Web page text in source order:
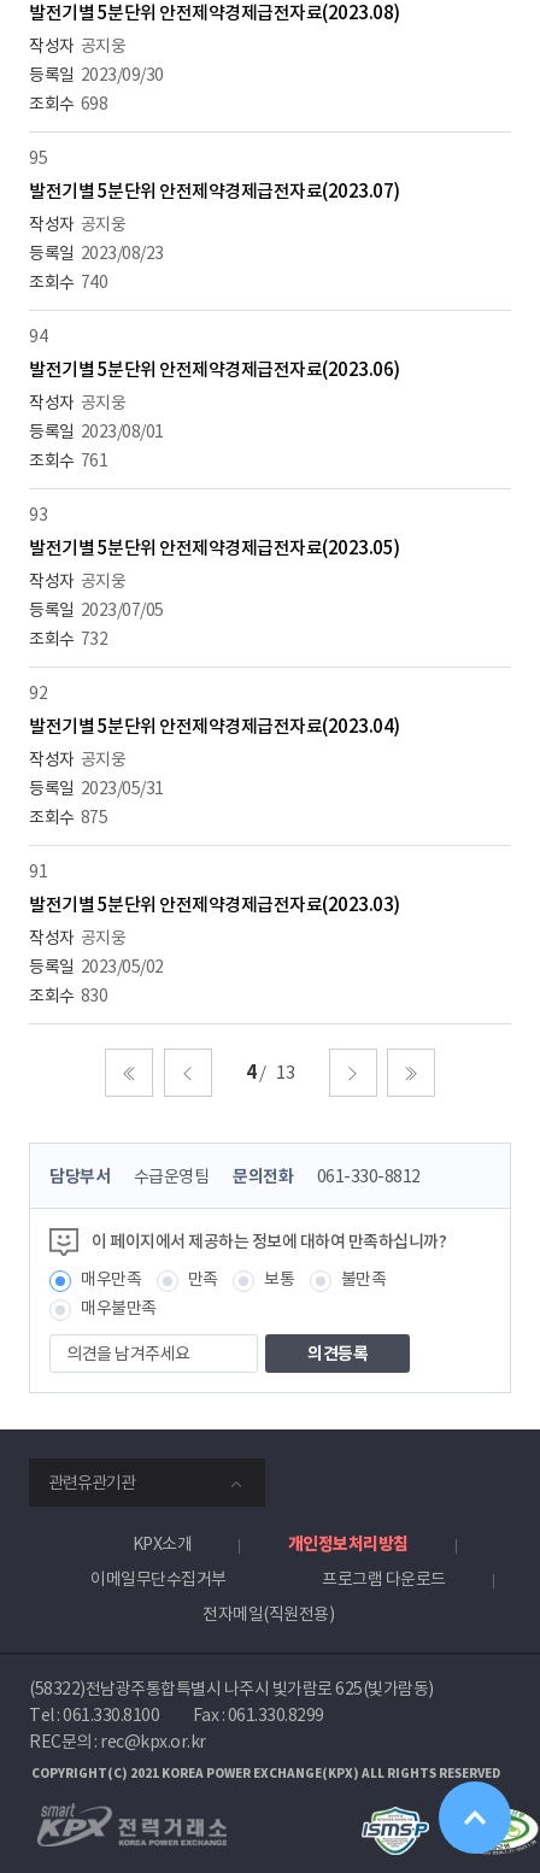
발전기별 5분단위 안전제약경제급전자료(2023.08)
공지웅
2023/09/30
698
95
발전기별 5분단위 안전제약경제급전자료(2023.07)
공지웅
2023/08/23
740
94
발전기별 5분단위 안전제약경제급전자료(2023.06)
공지웅
2023/08/01
761
93
발전기별 5분단위 안전제약경제급전자료(2023.05)
공지웅
2023/07/05
732
92
발전기별 5분단위 안전제약경제급전자료(2023.04)
공지웅
2023/05/31
875
91
발전기별 5분단위 안전제약경제급전자료(2023.03)
공지웅
2023/05/02
830
4 13
콘
츠
정
보
책
임
자
담당부서 수급운영팀 문의전화 061-330-8812
이 페이지에서 제공하는 정보에 대하여 만족하십니까?
매우만족
만족 보통
불만족
매우불만족
의
견
을
겨
주
세
요
관련유관기관
KPX소개
개인정보처리방침
이메일무단수집거부
프로그램 다운로드
전자메일(직원전용)
(58322)전남광주통합특별시 나주시 빛가람로 625(빛가람동)
Tel :061.330.8100
Fax : 061.330.8299
REC문의 : rec@kpx.or.kr
COPYRIGHT(C) 2021 KOREA POWER EXCHANGE(KPX) ALL RIGHTS RESERVED